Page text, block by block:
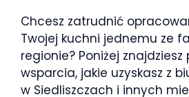
Chcesz zatrudnić
Twojej kuchni jednemu ze
regionie? Poniżej
wsparcia, jakie uzyskasz z
w Siedliszczach i innych